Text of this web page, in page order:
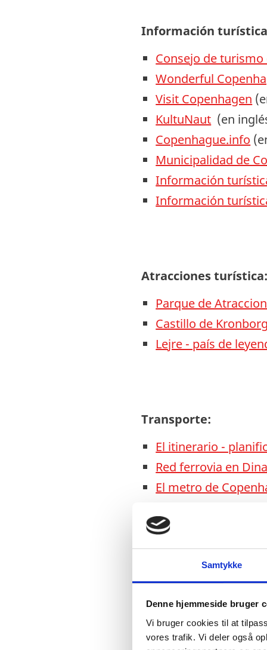
Samtykke
Denne hjemmeside bruger
Vi bruger cookies til at
vores trafik. Vi deler også
Información
Consejo de
Wonderful
Visit Copenhagen
KultuNaut (en
Copenhague.info
Municipalidad de
Información
Información
Atracciones turística:
Parque de
Castillo de Kronborg
Lejre - país de
Transporte:
El itinerario -
Red ferrovia en
El metro de
Storebæltsbroen
Øresundsbroen- el
Bycyklen- la
Tickets en el celular: